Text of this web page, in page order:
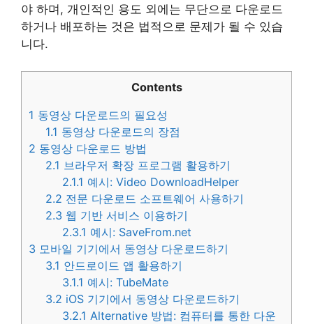
야 하며, 개인적인 용도 외에는 무단으로 다운로드
하거나 배포하는 것은 법적으로 문제가 될 수 있습
니다.
Contents
1 동영상 다운로드의 필요성
1.1 동영상 다운로드의 장점
2 동영상 다운로드 방법
2.1 브라우저 확장 프로그램 활용하기
2.1.1 예시: Video DownloadHelper
2.2 전문 다운로드 소프트웨어 사용하기
2.3 웹 기반 서비스 이용하기
2.3.1 예시: SaveFrom.net
3 모바일 기기에서 동영상 다운로드하기
3.1 안드로이드 앱 활용하기
3.1.1 예시: TubeMate
3.2 iOS 기기에서 동영상 다운로드하기
3.2.1 Alternative 방법: 컴퓨터를 통한 다운